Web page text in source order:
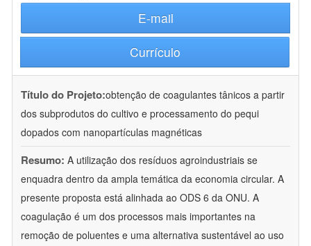
E-mail
Currículo
Título do Projeto:obtenção de coagulantes tânicos a partir
dos subprodutos do cultivo e processamento do pequi
dopados com nanopartículas magnéticas
Resumo: A utilização dos resíduos agroindustriais se
enquadra dentro da ampla temática da economia circular. A
presente proposta está alinhada ao ODS 6 da ONU. A
coagulação é um dos processos mais importantes na
remoção de poluentes e uma alternativa sustentável ao uso